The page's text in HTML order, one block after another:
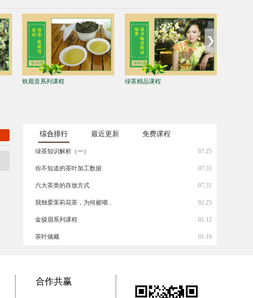
铁观音系列课程 绿茶精品课程
综合排行 最近更新 免费课程
07.25
绿茶知识解析（一）
07.31
你不知道的茶叶加工数据
07.31
六大茶类的存放方式
02.25
我独爱茉莉花茶，为何被嘲...
01.12
金骏眉系列课程
01.16
茶叶储藏
合作共赢